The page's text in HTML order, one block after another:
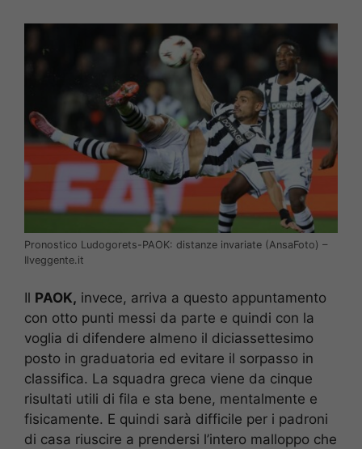
Pronostico Ludogorets-PAOK: distanze invariate (AnsaFoto) –
Ilveggente.it
Il PAOK, invece, arriva a questo appuntamento
con otto punti messi da parte e quindi con la
voglia di difendere almeno il diciassettesimo
posto in graduatoria ed evitare il sorpasso in
classifica. La squadra greca viene da cinque
risultati utili di fila e sta bene, mentalmente e
fisicamente. E quindi sarà difficile per i padroni
di casa riuscire a prendersi l’intero malloppo che